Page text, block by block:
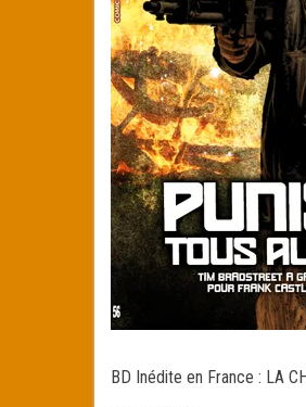
BD Inédite en France : LA